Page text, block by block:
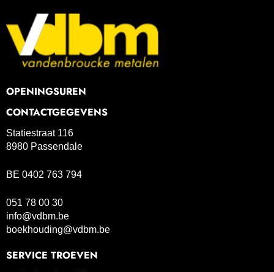
OPENINGSUREN
CONTACTGEGEVENS
Statiestraat 116
8980 Passendale
BE 0402 763 794
051 78 00 30
info@vdbm.be
boekhouding@vdbm.be
SERVICE TROEVEN